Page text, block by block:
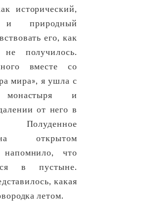
исторический,
и природный
его, как
получилось.
вместе со
мира», я ушла с
монастыря и
от него в
Полуденное
открытом
напомнило, что
в пустыне.
какая
летом.